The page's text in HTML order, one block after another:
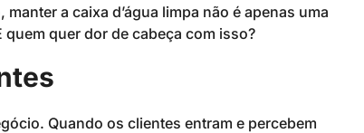
a caixa d’água limpa não é apenas uma
quer dor de cabeça com isso?
Quando os clientes entram e percebem